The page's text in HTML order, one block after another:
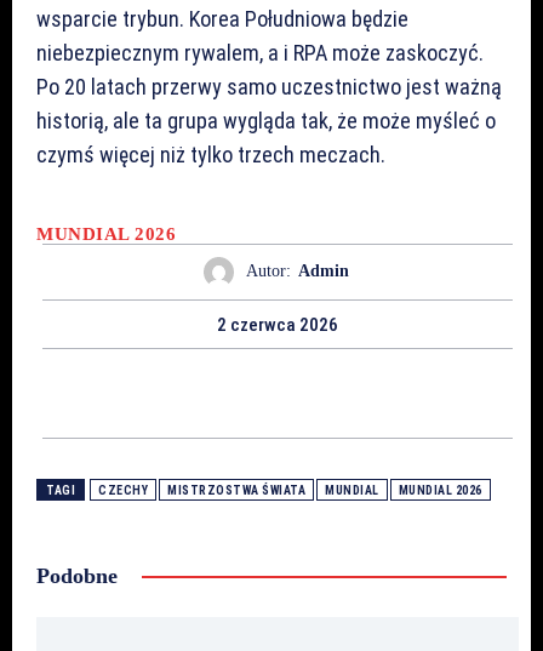
wsparcie trybun. Korea Południowa będzie
niebezpiecznym rywalem, a i RPA może zaskoczyć.
Po 20 latach przerwy samo uczestnictwo jest ważną
historią, ale ta grupa wygląda tak, że może myśleć o
czymś więcej niż tylko trzech meczach.
MUNDIAL 2026
Autor: Admin
2 czerwca 2026
TAGI CZECHY MISTRZOSTWA ŚWIATA MUNDIAL MUNDIAL 2026
Podobne